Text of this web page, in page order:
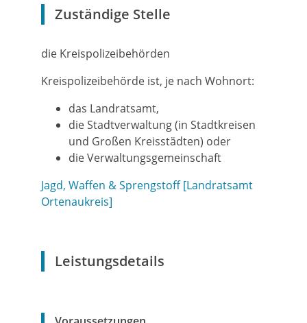
Zuständige Stelle
die Kreispolizeibehörden
Kreispolizeibehörde ist, je nach Wohnort:
das Landratsamt,
die Stadtverwaltung (in Stadtkreisen
und Großen Kreisstädten) oder
die Verwaltungsgemeinschaft
Jagd, Waffen & Sprengstoff [Landratsamt
Ortenaukreis]
Leistungsdetails